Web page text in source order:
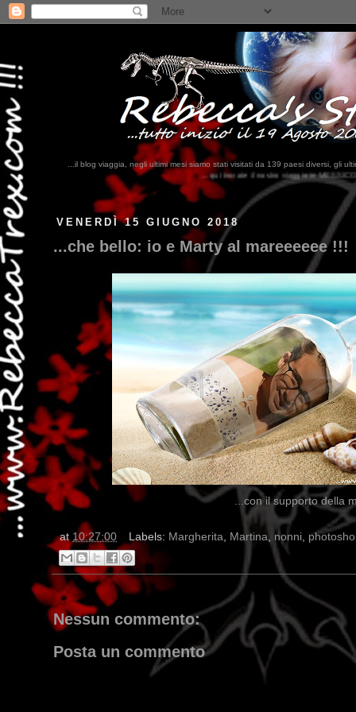
...il blog viaggia, negli ultimi mesi siamo stati visitati da 139 paesi diversi, gli
...qui trovate il nostro viaggio in MESSICO 2023...clikka qui !!!
VENERDÌ 15 GIUGNO 2018
...che bello: io e Marty al mareeeeee !!!
...con il supporto della
at 10:27:00 Labels: Margherita, Martina, nonni,
Nessun commento:
Posta un commento